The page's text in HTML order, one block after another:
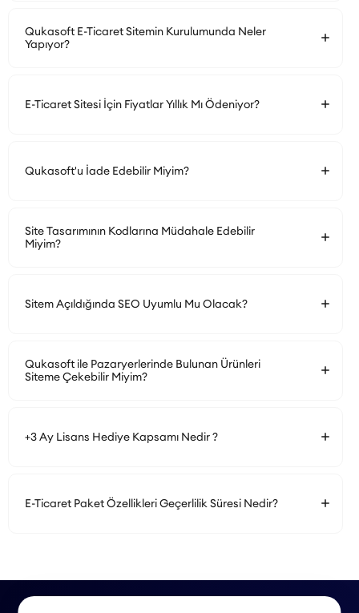
Qukasoft E-Ticaret Sitemin Kurulumunda Neler
Yapıyor?
E-Ticaret Sitesi İçin Fiyatlar Yıllık Mı Ödeniyor?
Qukasoft'u İade Edebilir Miyim?
Site Tasarımının Kodlarına Müdahale Edebilir
Miyim?
Sitem Açıldığında SEO Uyumlu Mu Olacak?
Qukasoft ile Pazaryerlerinde Bulunan Ürünleri
Siteme Çekebilir Miyim?
+3 Ay Lisans Hediye Kapsamı Nedir ?
E-Ticaret Paket Özellikleri Geçerlilik Süresi Nedir?